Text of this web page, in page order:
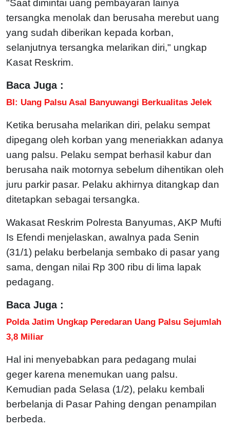
"Saat dimintai uang pembayaran lainya
tersangka menolak dan berusaha merebut uang
yang sudah diberikan kepada korban,
selanjutnya tersangka melarikan diri," ungkap
Kasat Reskrim.
Baca Juga :
BI: Uang Palsu Asal Banyuwangi Berkualitas Jelek
Ketika berusaha melarikan diri, pelaku sempat
dipegang oleh korban yang meneriakkan adanya
uang palsu. Pelaku sempat berhasil kabur dan
berusaha naik motornya sebelum dihentikan oleh
juru parkir pasar. Pelaku akhirnya ditangkap dan
ditetapkan sebagai tersangka.
Wakasat Reskrim Polresta Banyumas, AKP Mufti
Is Efendi menjelaskan, awalnya pada Senin
(31/1) pelaku berbelanja sembako di pasar yang
sama, dengan nilai Rp 300 ribu di lima lapak
pedagang.
Baca Juga :
Polda Jatim Ungkap Peredaran Uang Palsu Sejumlah
3,8 Miliar
Hal ini menyebabkan para pedagang mulai
geger karena menemukan uang palsu.
Kemudian pada Selasa (1/2), pelaku kembali
berbelanja di Pasar Pahing dengan penampilan
berbeda.